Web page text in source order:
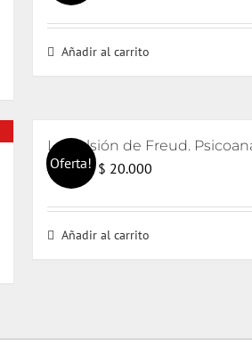
original
era:
actual
Añadir al carrito
Oferta!
$21.000
El
original
era:
$ 20.000El
actual
Añadir al carrito